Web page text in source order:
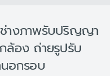
างภาพรับปริญญา
ล้อง ถ่ายรูปรับ
อกรอบ